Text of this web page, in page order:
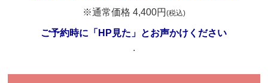
※通常価格 4,400円 (税込)
ご予約時に「HP見た」とお声かけください
.